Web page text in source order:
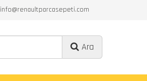
info@renaultparcasepeti.com
Ara